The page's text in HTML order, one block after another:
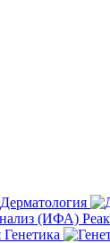
Дерматология
Генетика